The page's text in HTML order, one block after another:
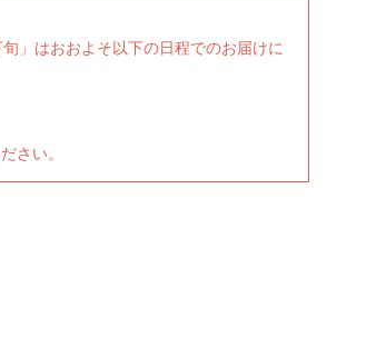
」はおおよそ以下の日程でのお届けに
さい。